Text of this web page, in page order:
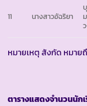
11 นางสาวอัฉริยา
หมายเหตุ สังกัด หมาย
ตารางแสดงจำนวนนัก